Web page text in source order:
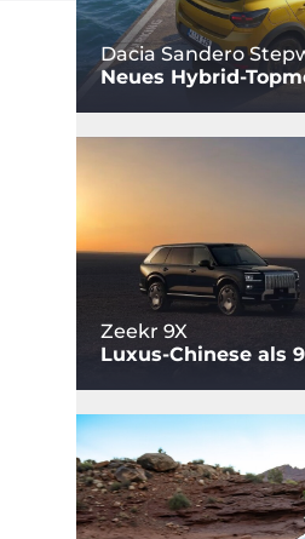
Dacia Sandero
Neues Hybrid-
Zeekr 9X
Luxus-Chinese als